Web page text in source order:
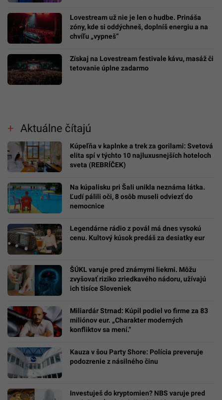
Lovestream už nie je len o hudbe. Prináša
zóny, kde si oddýchneš, doplníš energiu a na
chvíľu „vypneš“
Získaj na Lovestream festivale kávu, masáž či
tetovanie úplne zadarmo
Aktuálne čítajú
Kúpeľňa v kaplnke a trek za gorilami: Svetová
elita spí v týchto 10 najluxusnejších hoteloch
sveta (REBRÍČEK)
Na kúpalisku pri Šali unikla neznáma látka.
Ľudí pálili oči, 8 osôb museli odviezť do
nemocnice
Legendárne rádio z povál má dnes vysokú
cenu. Kultový kúsok predáš za desiatky eur
ŠÚKL varuje pred známymi liekmi. Môžu
zvyšovať riziko zriedkavého nádoru, užívajú
ich tisíce Sloveniek
Miliardár Strnad: Kúpil podiel vo firme za 83
miliónov eur. „Charakter moderných
konfliktov sa mení.“
Kauza v šou Party Shore: Polícia preveruje
podozrenie z násilného činu
Investuješ do kryptomien? NBS varuje pred